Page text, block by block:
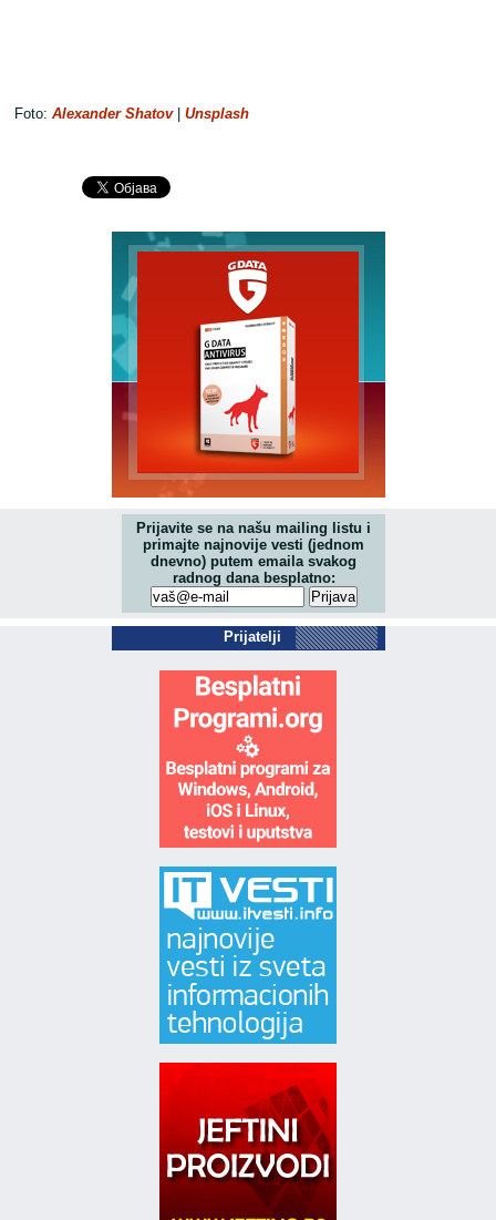
Foto:Alexander Shatov Unsplash
Prijavite se na našu mailing listu i
primajte najnovije vesti (jednom
dnevno) putem emaila svakog
radnog dana besplatno:
Prijatelji